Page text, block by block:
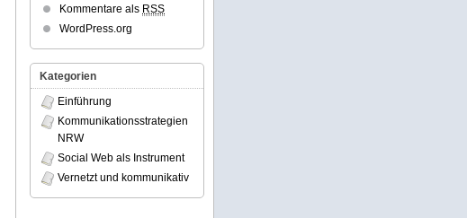
Kommentare als RSS
WordPress.org
Kategorien
Einführung
Kommunikationsstrategien
NRW
Social Web als Instrument
Vernetzt und kommunikativ